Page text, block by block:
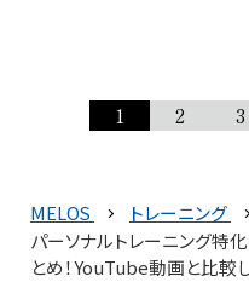
1 2 3
MELOS
トレーニング
パーソナルトレーニング特
とめ！YouTube動画と比較し